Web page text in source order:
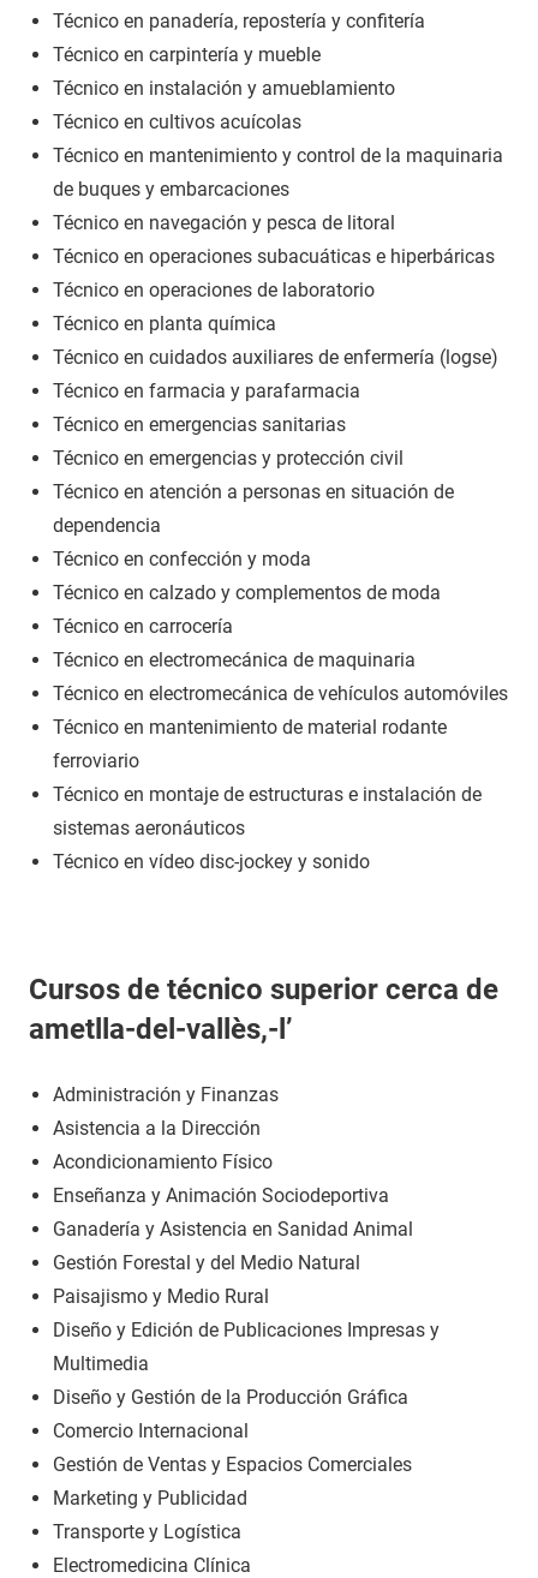
Técnico en panadería, repostería y confitería
Técnico en carpintería y mueble
Técnico en instalación y amueblamiento
Técnico en cultivos acuícolas
Técnico en mantenimiento y control de la maquinaria
de buques y embarcaciones
Técnico en navegación y pesca de litoral
Técnico en operaciones subacuáticas e hiperbáricas
Técnico en operaciones de laboratorio
Técnico en planta química
Técnico en cuidados auxiliares de enfermería (logse)
Técnico en farmacia y parafarmacia
Técnico en emergencias sanitarias
Técnico en emergencias y protección civil
Técnico en atención a personas en situación de
dependencia
Técnico en confección y moda
Técnico en calzado y complementos de moda
Técnico en carrocería
Técnico en electromecánica de maquinaria
Técnico en electromecánica de vehículos automóviles
Técnico en mantenimiento de material rodante
ferroviario
Técnico en montaje de estructuras e instalación de
sistemas aeronáuticos
Técnico en vídeo disc-jockey y sonido
Cursos de técnico superior cerca de
ametlla-del-vallès,-l’
Administración y Finanzas
Asistencia a la Dirección
Acondicionamiento Físico
Enseñanza y Animación Sociodeportiva
Ganadería y Asistencia en Sanidad Animal
Gestión Forestal y del Medio Natural
Paisajismo y Medio Rural
Diseño y Edición de Publicaciones Impresas y
Multimedia
Diseño y Gestión de la Producción Gráfica
Comercio Internacional
Gestión de Ventas y Espacios Comerciales
Marketing y Publicidad
Transporte y Logística
Electromedicina Clínica